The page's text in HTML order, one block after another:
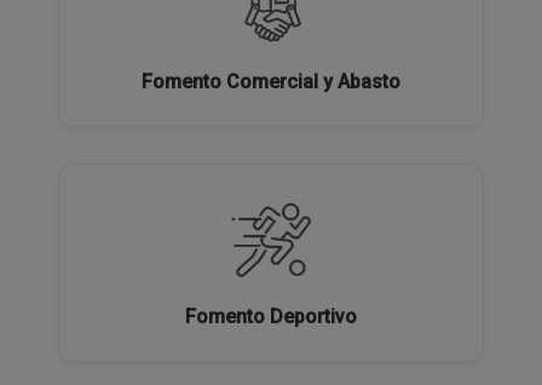
Fomento Comercial y Abasto
Fomento Deportivo